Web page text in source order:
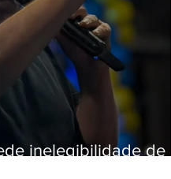
inelegibilidade de